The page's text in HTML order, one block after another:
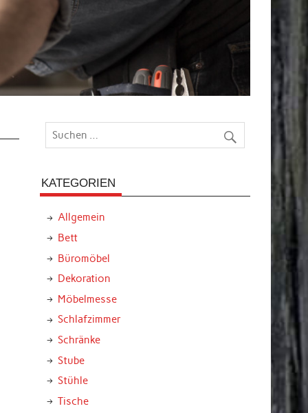
KATEGORIEN
Allgemein
Bett
Büromöbel
Dekoration
Möbelmesse
Schlafzimmer
Schränke
Stube
Stühle
Tische